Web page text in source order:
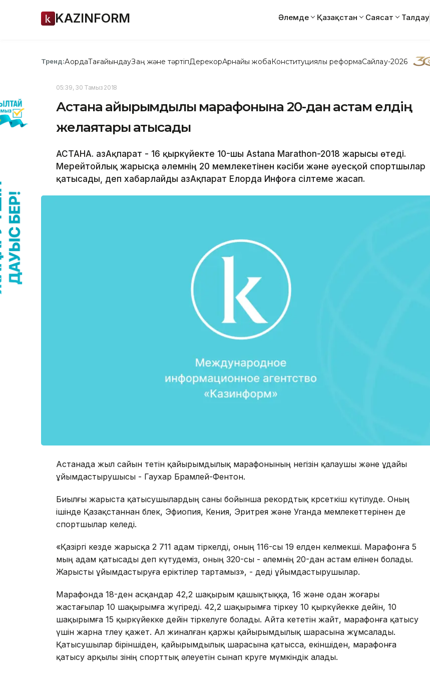
KAZINFORM Әлемде Қазақстан Саясат Талдау
Тренд:АқордаТағайындауЗаң және тәртіпДерекқорАрнайы жобаКонституциялық реформаСайлау-2026
05:39, 30 Тамыз 2018
Астана қайырымдылық марафонына 20-дан астам елдің
желаяқтары қатысады
АСТАНА. ҚазАқпарат - 16 қыркүйекте 10-шы Astana Marathon-2018 жарысы өтеді.
Мерейтойлық жарысқа әлемнің 20 мемлекетінен кәсіби және әуесқой спортшылар
қатысады, деп хабарлайды ҚазАқпарат Елорда Инфоға сілтеме жасап.
Астанада жыл сайын өтетін қайырымдылық марафонының негізін қалаушы және ұдайы
ұйымдастырушысы - Гаухар Брамлей-Фентон.
Биылғы жарыста қатысушылардың саны бойынша рекордтық көрсеткіш күтілуде. Оның
ішінде Қазақстаннан бөлек, Эфиопия, Кения, Эритрея және Уганда мемлекеттерінен де
спортшылар келеді.
«Қазіргі кезде жарысқа 2 711 адам тіркелді, оның 116-сы 19 елден келмекші. Марафонға 5
мың адам қатысады деп күтудеміз, оның 320-сы - әлемнің 20-дан астам елінен болады.
Жарысты ұйымдастыруға еріктілер тартамыз», - деді ұйымдастырушылар.
Марафонда 18-ден асқандар 42,2 шақырым қашықтыққа, 16 және одан жоғары
жастағылар 10 шақырымға жүгіреді. 42,2 шақырымға тіркеу 10 қыркүйекке дейін, 10
шақырымға 15 қыркүйекке дейін тіркелуге болады. Айта кететін жайт, марафонға қатысу
үшін жарна төлеу қажет. Ал жиналған қаржы қайырымдылық шарасына жұмсалады.
Қатысушылар біріншіден, қайырымдылық шарасына қатысса, екіншіден, марафонға
қатысу арқылы өзінің спорттық әлеуетін сынап көруге мүмкіндік алады.